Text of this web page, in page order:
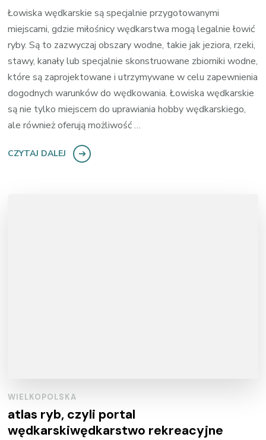
Łowiska wędkarskie są specjalnie przygotowanymi
miejscami, gdzie miłośnicy wędkarstwa mogą legalnie łowić
ryby. Są to zazwyczaj obszary wodne, takie jak jeziora, rzeki,
stawy, kanały lub specjalnie skonstruowane zbiorniki wodne,
które są zaprojektowane i utrzymywane w celu zapewnienia
dogodnych warunków do wędkowania. Łowiska wędkarskie
są nie tylko miejscem do uprawiania hobby wędkarskiego,
ale również oferują możliwość …
CZYTAJ DALEJ
WIELKOPOLSKA
atlas ryb, czyli portal
wędkarskiwędkarstwo rekreacyjne